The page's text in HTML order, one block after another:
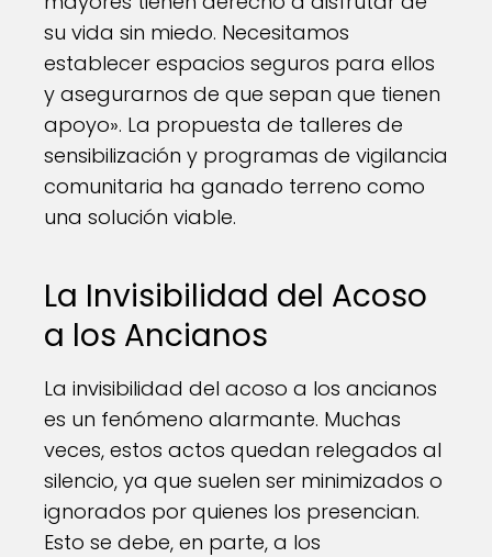
su vida sin miedo. Necesitamos
establecer espacios seguros para ellos
y asegurarnos de que sepan que tienen
apoyo». La propuesta de talleres de
sensibilización y programas de vigilancia
comunitaria ha ganado terreno como
una solución viable.
La Invisibilidad del Acoso
a los Ancianos
La invisibilidad del acoso a los ancianos
es un fenómeno alarmante. Muchas
veces, estos actos quedan relegados al
silencio, ya que suelen ser minimizados o
ignorados por quienes los presencian.
Esto se debe, en parte, a los